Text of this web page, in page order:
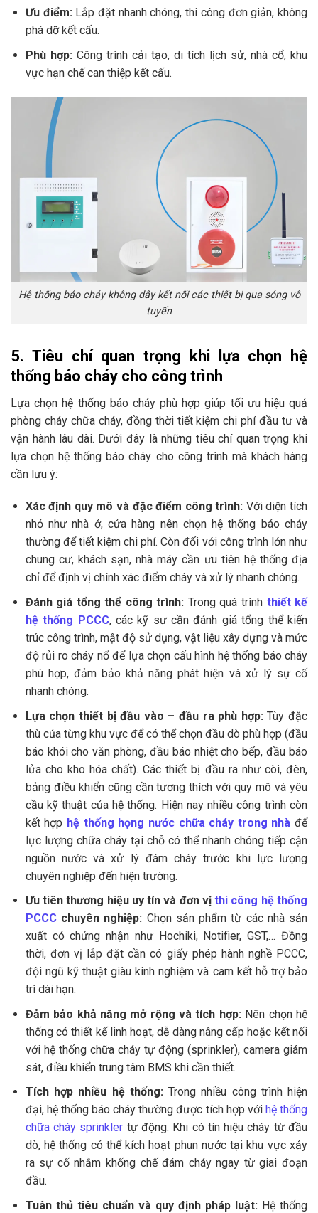
Ưu điểm:Lắp đặt nhanh chóng, thi công đơn giản, không
phá dỡ kết cấu.
Phù hợp:Công trình cải tạo, di tích lịch sử, nhà cổ, khu
vực hạn chế can thiệp kết cấu.
Hệ thống báo cháy không dây kết nối các thiết bị qua sóng vô
tuyến
5. Tiêu chí quan trọng khi lựa chọn hệ
thống báo cháy cho công trình
Lựa chọn hệ thống báo cháy phù hợp giúp tối ưu hiệu quả
phòng cháy chữa cháy, đồng thời tiết kiệm chi phí đầu tư và
vận hành lâu dài. Dưới đây là những tiêu chí quan trọng khi
lựa chọn hệ thống báo cháy cho công trình mà khách hàng
cần lưu ý:
Xác định quy mô và đặc điểm công trình: Với diện tích
nhỏ như nhà ở, cửa hàng nên chọn hệ thống báo cháy
thường để tiết kiệm chi phí. Còn đối với công trình lớn như
chung cư, khách sạn, nhà máy cần ưu tiên hệ thống địa
chỉ để định vị chính xác điểm cháy và xử lý nhanh chóng.
Đánh giá tổng thể công trình: Trong quá trình thiết kế
hệ thống PCCC, các kỹ sư cần đánh giá tổng thể kiến
trúc công trình, mật độ sử dụng, vật liệu xây dựng và mức
độ rủi ro cháy nổ để lựa chọn cấu hình hệ thống báo cháy
phù hợp, đảm bảo khả năng phát hiện và xử lý sự cố
nhanh chóng.
Lựa chọn thiết bị đầu vào – đầu ra phù hợp: Tùy đặc
thù của từng khu vực để có thể chọn đầu dò phù hợp (đầu
báo khói cho văn phòng, đầu báo nhiệt cho bếp, đầu báo
lửa cho kho hóa chất). Các thiết bị đầu ra như còi, đèn,
bảng điều khiển cũng cần tương thích với quy mô và yêu
cầu kỹ thuật của hệ thống. Hiện nay nhiều công trình còn
kết hợp hệ thống họng nước chữa cháy trong nhà để
lực lượng chữa cháy tại chỗ có thể nhanh chóng tiếp cận
nguồn nước và xử lý đám cháy trước khi lực lượng
chuyên nghiệp đến hiện trường.
Ưu tiên thương hiệu uy tín và đơn vịthi công hệ thống
PCCCchuyên nghiệp: Chọn sản phẩm từ các nhà sản
xuất có chứng nhận như Hochiki, Notifier, GST,… Đồng
thời, đơn vị lắp đặt cần có giấy phép hành nghề PCCC,
đội ngũ kỹ thuật giàu kinh nghiệm và cam kết hỗ trợ bảo
trì dài hạn.
Đảm bảo khả năng mở rộng và tích hợp: Nên chọn hệ
thống có thiết kế linh hoạt, dễ dàng nâng cấp hoặc kết nối
với hệ thống chữa cháy tự động (sprinkler), camera giám
sát, điều khiển trung tâm BMS khi cần thiết.
Tích hợp nhiều hệ thống:Trong nhiều công trình hiện
đại, hệ thống báo cháy thường được tích hợp với hệ thống
chữa cháy sprinkler tự động. Khi có tín hiệu cháy từ đầu
dò, hệ thống có thể kích hoạt phun nước tại khu vực xảy
ra sự cố nhằm khống chế đám cháy ngay từ giai đoạn
đầu.
Tuân thủ tiêu chuẩn và quy định pháp luật:Hệ thống